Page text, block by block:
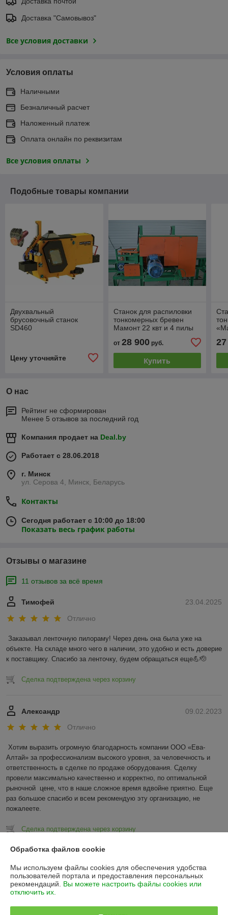
Доставка "Самовывоз"
Все условия доставки
Условия оплаты
Наличными
Безналичный расчет
Наложенный платеж
Оплата онлайн по реквизитам
Все условия оплаты
Подобные товары компании
Двухвальный
брусовочный станок
SD460
Цену уточняйте
Станок для распиловки
тонкомерных бревен
Мамонт 22 квт и 4 пилы
от 28 900руб.
Купить
О нас
Рейтинг не сформирован
Менее 5 отзывов за последний год
Компания продает на Deal.by
Работает с 28.06.2018
г. Минск
ул. Серова 4, Минск, Беларусь
Контакты
Сегодня работает с 10:00 до 18:00
Показать весь график работы
Отзывы о магазине
11 отзывов за всё время
23.04.2025
Тимофей
Отлично
Заказывал ленточную пилораму! Через день она была уже на
объекте. На складе много чего в наличии, это удобно и есть доверие
к поставщику. Спасибо за ленточку, будем обращаться еще💪🫡
Сделка подтверждена через корзину
09.02.2023
Александр
Отлично
Хотим выразить огромную благодарность компании ООО «Ева-
Алтай» за профессионализм высокого уровня, за человечность и
ответственность в сделке по продаже оборудования. Сделку
провели максимально качественно и корректно, по оптимальной
рыночной  цене, что в наше сложное время вдвойне приятно. Еще
раз большое спасибо и всем рекомендую эту организацию, не
пожалеете.
Сделка подтверждена через корзину
Показать все отзывы
О нас
Обработка файлов cookie
Мы используем файлы cookies для обеспечения удобства
пользователей портала и предоставления персональных
рекомендаций. Вы можете настроить файлы cookies или
отключить их.